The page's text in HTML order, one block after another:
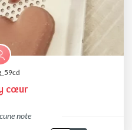
cœur
note